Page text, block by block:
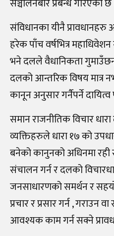
सञ्चालनबारे प्रबन्ध गरिएको छ
संविधानका यीनै
हरेक पाँच वर्षभित्र
भने दलले वैधानिकता
दलको आन्तरिक विषय मात्र
कानून अनुसार गर्नैपर्ने दायित्व
समान राजनीतिक विचार धारा
व्यक्तिहरुले धारा १७ को
बनेको कानुनको अधिनमा
संचालन गर्न र दलको
जनसाधारणको समर्थन र
प्रचार र प्रसार गर्न , गराउन
आवश्यक काम गर्न सक्ने